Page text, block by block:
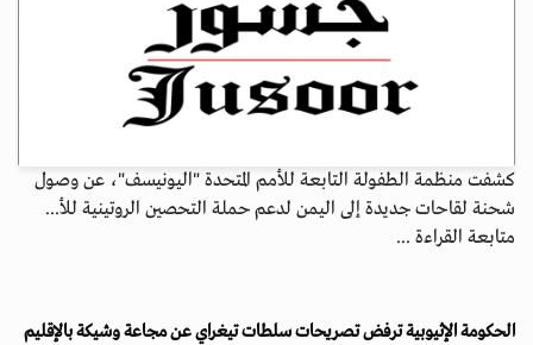
كشفت منظمة الطفولة التابعة للأمم المتحدة "اليونيسف"، عن وصول
شحنة لقاحات جديدة إلى اليمن لدعم حملة التحصين الروتينية للأ...
متابعة القراءة ...
الحكومة الإثيوبية ترفض تصريحات سلطات تيغراي عن مجاعة وشيكة بالإقليم